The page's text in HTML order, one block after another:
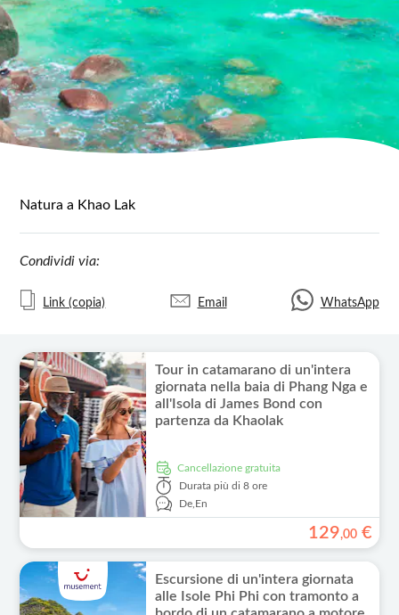
Natura a Khao Lak
Condividi via:
Link (copia) Email WhatsApp
Tour in catamarano di un'intera
giornata nella baia di Phang Nga e
all'Isola di James Bond con
partenza da Khaolak
Cancellazione gratuita
Durata più di 8 ore
De,En
129,00 €
Escursione di un'intera giornata
alle Isole Phi Phi con tramonto a